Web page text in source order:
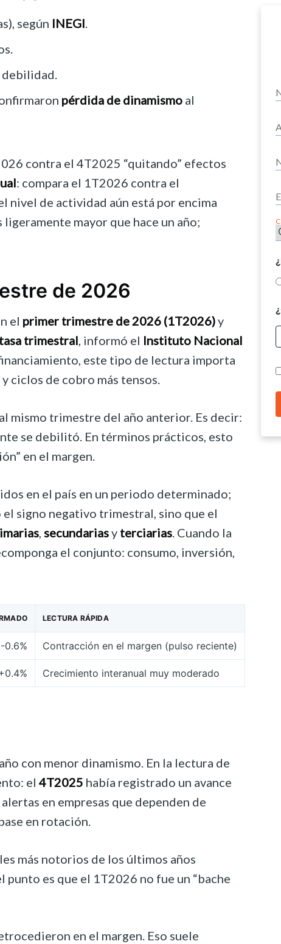
según INEGI
pérdida de dinamismo al
contra el 4T2025 “quitando” efectos
: compara el 1T2026 contra el
nivel de actividad aún está por encima
ligeramente mayor que hace un año;
de 2026
el primer trimestre de 2026 (1T2026)y
trimestral , informó el Instituto Nacional
este tipo de lectura importa
ciclos de cobro más tensos.
mismo trimestre del año anterior. Es decir:
se debilitó. En términos prácticos, esto
en el margen.
en el país en un periodo determinado;
signo negativo trimestral, sino que el
secundariasy terciarias . Cuando la
el conjunto: consumo, inversión,
LECTURA RÁPIDA
-0.6% Contracción en el margen (pulso reciente)
Crecimiento interanual muy moderado
con menor dinamismo. En la lectura de
el 4T2025 había registrado un avance
en empresas que dependen de
en rotación.
más notorios de los últimos años
punto es que el 1T2026 no fue un “bache
en el margen. Eso suele